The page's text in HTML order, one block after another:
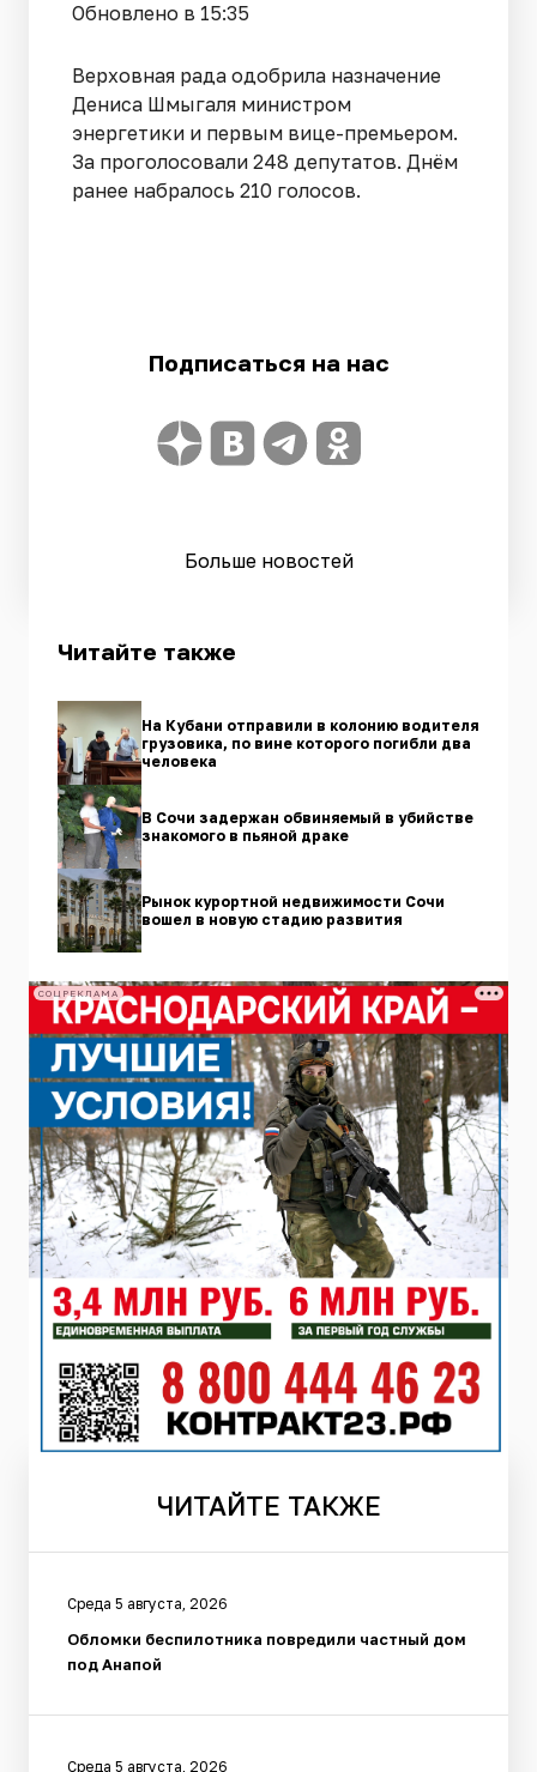
Обновлено в 15:35
Верховная рада одобрила назначение
Дениса Шмыгаля министром
энергетики и первым вице-премьером.
За проголосовали 248 депутатов. Днём
ранее набралось 210 голосов.
Подписаться на нас
Больше новостей
Читайте также
На Кубани отправили в колонию водителя
грузовика, по вине которого погибли два
человека
В Сочи задержан обвиняемый в убийстве
знакомого в пьяной драке
Рынок курортной недвижимости Сочи
вошел в новую стадию развития
СОЦРЕКЛАМА
ЧИТАЙТЕ ТАКЖЕ
Среда 5 августа, 2026
Обломки беспилотника повредили частный дом
под Анапой
Среда 5 августа, 2026